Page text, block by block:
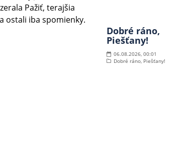
Pažiť, terajšia
ostali iba spomienky.
Dobré ráno,
Piešťany!
06.08.2026, 00:01
Dobré ráno, Piešťany!